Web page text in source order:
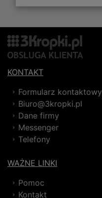
KONTAKT
Formularz kontaktowy
Biuro@3kropki.pl
Dane firmy
Messenger
Telefony
WAŻNE LINKI
Pomoc
Kontakt